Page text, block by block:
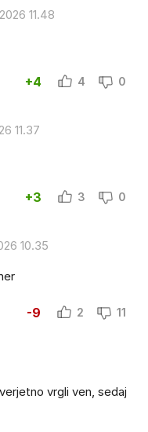
11.48
+4 4 0
11.37
+3 3 0
10.35
-9 2 11
vrgli ven, sedaj